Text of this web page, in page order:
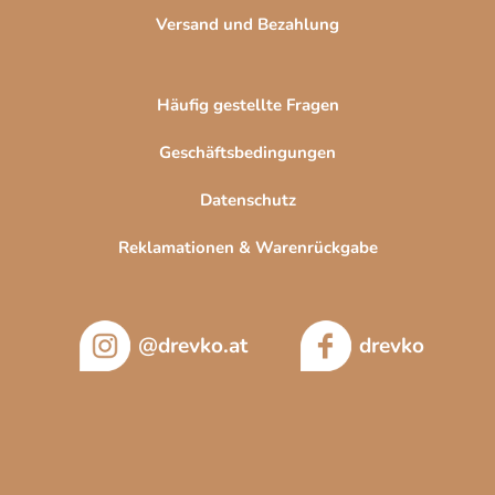
e
Versand und Bezahlung
Häufig gestellte Fragen
Geschäftsbedingungen
Datenschutz
Reklamationen & Warenrückgabe
@drevko.at drevko